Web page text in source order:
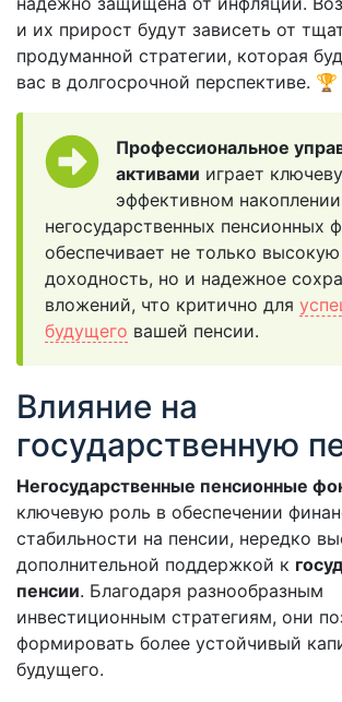
и их прирост будут зависеть от
продуманной стратегии, которая
вас в долгосрочной перспективе. 🏆
Профессиональное
активами играет
эффективном
негосударственных пенсионных
обеспечивает не только высокую
доходность, но и надежное
вложений, что критично для
будущего вашей пенсии.
Влияние на
государственную
Негосударственные пенсионные
ключевую роль в обеспечении
стабильности на пенсии, нередко
дополнительной поддержкой к
пенсии. Благодаря разнообразным
инвестиционным стратегиям, они
формировать более устойчивый
будущего.